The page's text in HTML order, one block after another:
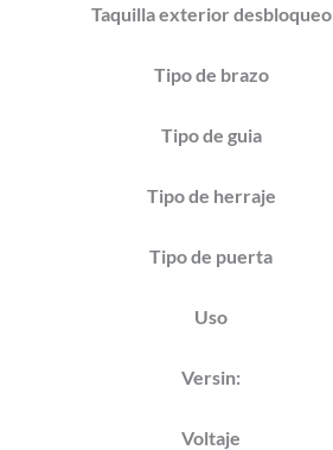
Taquilla exterior desbloqueo
Tipo de brazo
Tipo de guia
Tipo de herraje
Tipo de puerta
Uso
Versin:
Voltaje